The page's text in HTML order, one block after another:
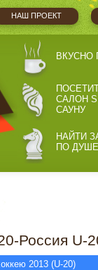
НАШ ПРОЕКТ
ВКУСНО
САЛОН
САУНУ
НАЙТИ
ПО ДУШЕ
Россия
2013 (U-20)